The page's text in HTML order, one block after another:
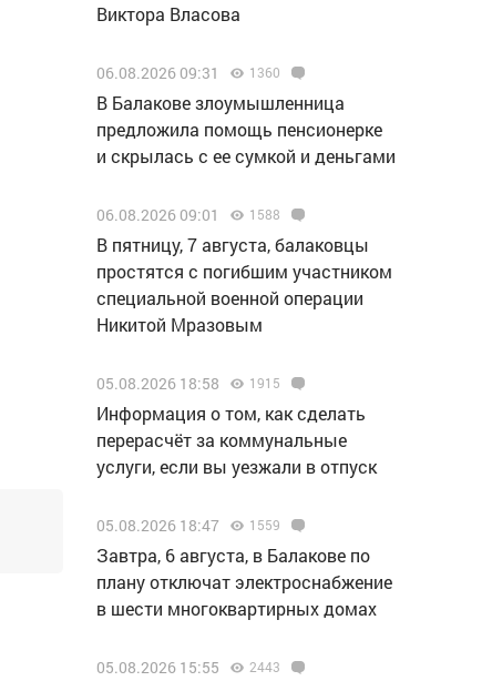
Виктора Власова
06.08.2026 09:31 1360
В Балакове злоумышленница
предложила помощь пенсионерке
и скрылась с ее сумкой и деньгами
06.08.2026 09:01 1588
В пятницу, 7 августа, балаковцы
простятся с погибшим участником
специальной военной операции
Никитой Мразовым
05.08.2026 18:58 1915
Информация о том, как сделать
перерасчёт за коммунальные
услуги, если вы уезжали в отпуск
05.08.2026 18:47 1559
Завтра, 6 августа, в Балакове по
плану отключат электроснабжение
в шести многоквартирных домах
05.08.2026 15:55 2443